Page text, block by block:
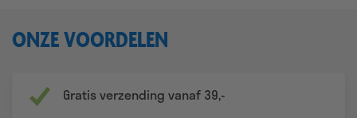
ONZE VOORDELEN
Gratis verzending vanaf 39,-